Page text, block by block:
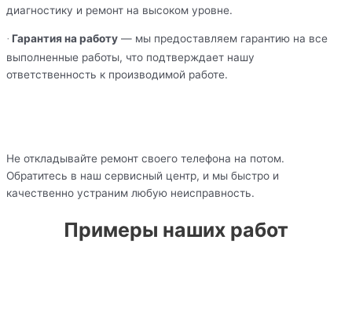
диагностику и ремонт на высоком уровне.
Гарантия на работу — мы предоставляем гарантию на все
выполненные работы, что подтверждает нашу
ответственность к производимой работе.
Не откладывайте ремонт своего телефона на потом.
Обратитесь в наш сервисный центр, и мы быстро и
качественно устраним любую неисправность.
Примеры наших работ